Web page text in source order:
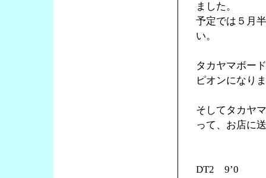
ました。
予定では５月
い。
タカヤマボー
ピオンになり
そしてタカヤ
って、お店に
DT2 9’0